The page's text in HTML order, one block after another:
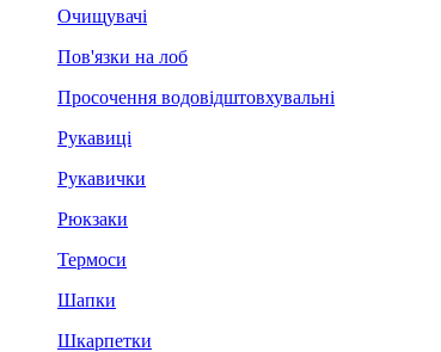
Очищувачі
Пов'язки на лоб
Просочення водовідштовхувальні
Рукавиці
Рукавички
Рюкзаки
Термоси
Шапки
Шкарпетки